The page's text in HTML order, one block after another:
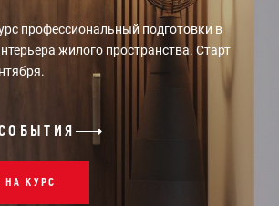
профессиональный подготовки в
жилого пространства. Старт
НА КУРС